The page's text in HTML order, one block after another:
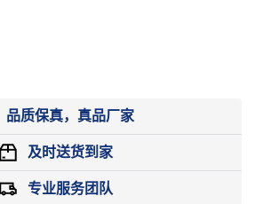
品质保真，真品厂家
及时送货到家
专业服务团队